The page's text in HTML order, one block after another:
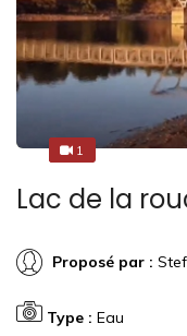
11
Lac de la
Proposé par :
Type : Eau